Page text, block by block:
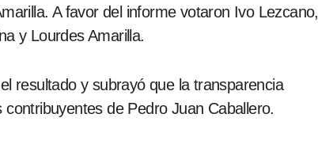
A favor del informe votaron Ivo Lezcano,
y Lourdes Amarilla.
resultado y subrayó que la transparencia
de Pedro Juan Caballero.